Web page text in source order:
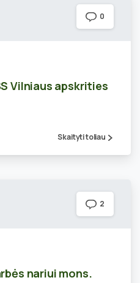
0
Vilniaus apskrities
Skaityti toliau
2
nariui mons.